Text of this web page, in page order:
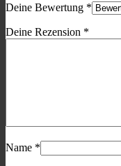
Deine Bewertung *
Deine Rezension *
Name *